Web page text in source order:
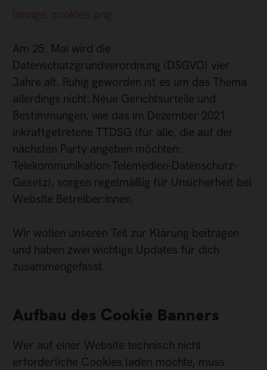
(image: cookies.png
Am 25. Mai wird die
Datenschutzgrundverordnung (DSGVO) vier
Jahre alt. Ruhig geworden ist es um das Thema
allerdings nicht: Neue Gerichtsurteile und
Bestimmungen, wie das im Dezember 2021
inkraftgetretene TTDSG (für alle, die auf der
nächsten Party angeben möchten:
Telekommunikation-Telemedien-Datenschutz-
Gesetz), sorgen regelmäßig für Unsicherheit bei
Website Betreiber:innen.
Wir wollen unseren Teil zur Klärung beitragen
und haben zwei wichtige Updates für dich
zusammengefasst.
Aufbau des Cookie Banners
Wer auf einer Website technisch nicht
erforderliche Cookies laden möchte, muss